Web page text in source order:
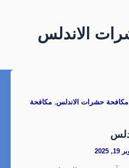
الاندلس
حشرات الاندلس, مكافحة
2025